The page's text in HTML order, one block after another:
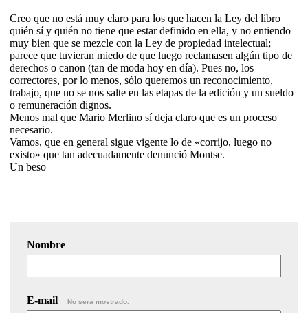
Creo que no está muy claro para los que hacen la Ley del libro
quién sí y quién no tiene que estar definido en ella, y no entiendo
muy bien que se mezcle con la Ley de propiedad intelectual;
parece que tuvieran miedo de que luego reclamasen algún tipo de
derechos o canon (tan de moda hoy en día). Pues no, los
correctores, por lo menos, sólo queremos un reconocimiento,
trabajo, que no se nos salte en las etapas de la edición y un sueldo
o remuneración dignos.
Menos mal que Mario Merlino sí deja claro que es un proceso
necesario.
Vamos, que en general sigue vigente lo de «corrijo, luego no
existo» que tan adecuadamente denunció Montse.
Un beso
Nombre
E-mail No será mostrado.